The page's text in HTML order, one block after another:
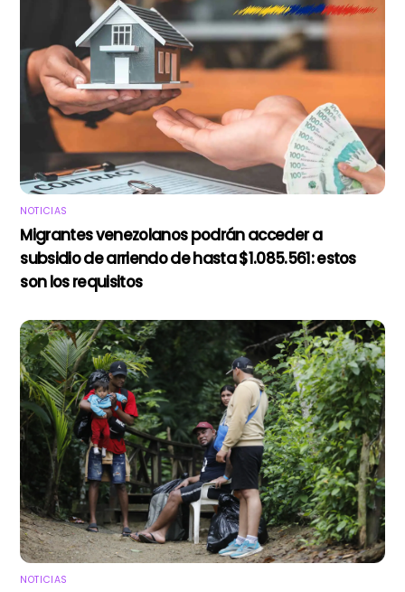
NOTICIAS
Migrantes venezolanos podrán acceder a
subsidio de arriendo de hasta $1.085.561: estos
son los requisitos
NOTICIAS